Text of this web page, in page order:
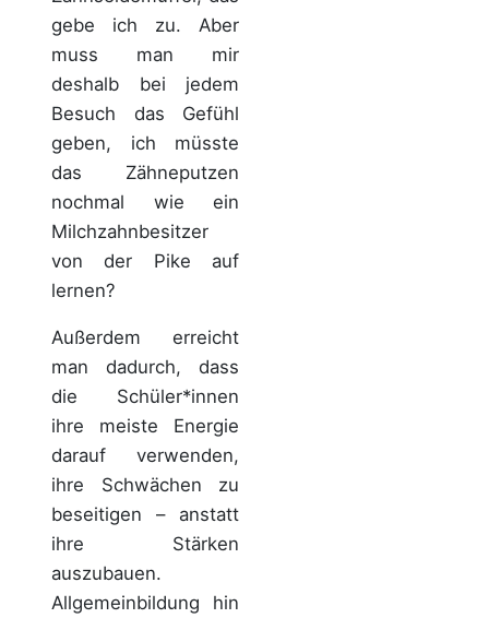
gebe ich zu. Aber
muss man mir
deshalb bei jedem
Besuch das Gefühl
geben, ich müsste
das Zähneputzen
nochmal wie ein
Milchzahnbesitzer
von der Pike auf
lernen?
Außerdem erreicht
man dadurch, dass
die Schüler*innen
ihre meiste Energie
darauf verwenden,
ihre Schwächen zu
beseitigen – anstatt
ihre Stärken
auszubauen.
Allgemeinbildung hin